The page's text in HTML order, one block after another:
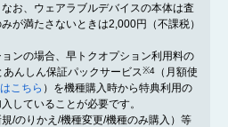
お、ウェアラブルデバイスの本体は査
が満たさないときは2,000円（不課税）
ンの場合、早トクオプション利用料の
んしん保証パックサービス※4
（月額使
こちら ）を機種購入時から特典利用の
していることが必要です。
/のりかえ/機種変更/機種のみ購入）等